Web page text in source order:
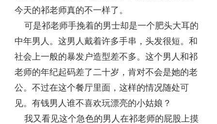
今天的祁老师真的不一样了。
可是祁老师手挽着的男士却是一个肥头大耳的
中年男人。这男人戴着许多手串，头发很短。和
社会上一般的暴发户造型差不多。这个男人和祁
老师的年纪起码差了二十岁，肯对不会是她的老
公。不过在这个餐厅里面，这样的情况随处可
见。有钱男人谁不喜欢玩漂亮的小姑娘？
我又看见这个急色的男人在祁老师的屁股上摸